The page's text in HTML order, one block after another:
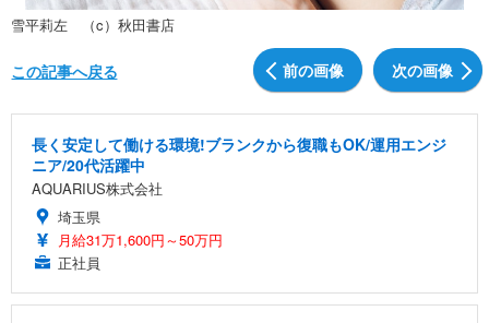
雪平莉左 （c）秋田書店
前の画像 次の画像
この記事へ戻る
長く安定して働ける環境!ブランクから復職もOK/運用エンジ
ニア/20代活躍中
AQUARIUS株式会社
埼玉県
月給31万1,600円～50万円
正社員